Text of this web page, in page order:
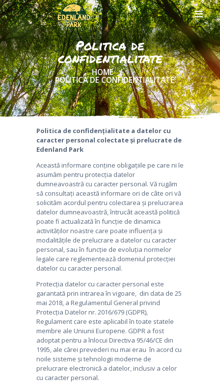
Politica de
confidentialitate
HOME
POLITICA DE CONFIDENTIALITATE
DESPRE NOI
CARIERE
BILETE
ONLINE
ACTIVITATI
SI TARIFE
CASUTE IN
COPACI
FOOD &
DRINKS
GRUPURI
SI EVENIMENTE
CONTACT
Politica de confidențialitate a datelor cu
caracter personal colectate și prelucrate de
Edenland Park
Această informare conține obligațiile pe care ni le
asumăm pentru protecția datelor
dumneavoastră cu caracter personal. Vă rugăm
să consultați această informare ori de câte ori vă
solicităm acordul pentru colectarea și prelucrarea
datelor dumneavoastră, întrucât această politică
poate fi actualizată în funcție de dinamica
activităților noastre care poate influența și
modalitățile de prelucrare a datelor cu caracter
personal, sau în funcție de evoluția normelor
legale care reglementează domeniul protecției
datelor cu caracter personal.
Protecția datelor cu caracter personal este
garantată prin intrarea în vigoare, din data de 25
mai 2018, a Regulamentul General privind
Protecția Datelor nr. 2016/679 (GDPR),
Regulament care este aplicabil în toate statele
membre ale Uniunii Europene. GDPR a fost
adoptat pentru a înlocui Directiva 95/46/CE din
1995, ale cărei prevederi nu mai erau în acord cu
noile sisteme și tehnologii moderne de
prelucrare electronică a datelor, inclusiv a celor
cu caracter personal.